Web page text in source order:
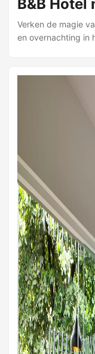
B&B Hotel
Verken de magie
en overnachting in
is er uitzicht over
zelf bepalen
gratis shuttlebus
08.00 uur tot
de 40 minuten).
reisbescheiden;
De receptie is 24
achterlaten in de
als je kamer nog